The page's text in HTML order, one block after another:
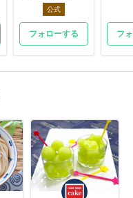
公式
フォローする フ